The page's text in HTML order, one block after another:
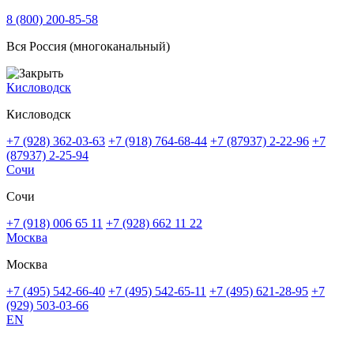
8 (800) 200-85-58
Вся Россия (многоканальный)
Кисловодск
Кисловодск
+7 (928) 362-03-63 +7 (918) 764-68-44 +7 (87937) 2-22-96 +7
(87937) 2-25-94
Сочи
Сочи
+7 (918) 006 65 11 +7 (928) 662 11 22
Москва
Москва
+7 (495) 542-66-40 +7 (495) 542-65-11 +7 (495) 621-28-95 +7
(929) 503-03-66
EN